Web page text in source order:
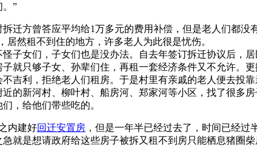
。”
迁方曾答应平均给1万多元的费用补偿，但是老人们都没
然租不到住的地方，许多老人为此很是忧伤。
子女们，子女们也是没办法。自去年签订拆迁协议后，
就只够子女、孙辈们住，再租一套经济条件又不允许。
吉利，拒绝老人们租房。于是村里有亲戚的老人便去投
的新河村、柳叶村、船房河、郑家河等小区，找了很多
，给他们带些吃的。
内建好回迁安置房 ，但是一年半已经过去了，时间已经
就是想请政府给这些房子被拆又租不到房只能栖息猪圈柴